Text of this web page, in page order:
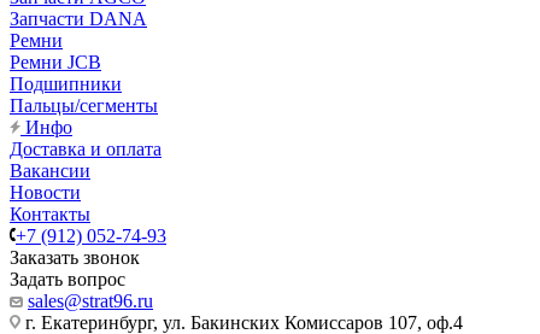
Запчасти DANA
Ремни
Ремни JCB
Подшипники
Пальцы/сегменты
Инфо
Доставка и оплата
Вакансии
Новости
Контакты
+7 (912) 052-74-93
Заказать звонок
Задать вопрос
sales@strat96.ru
г. Екатеринбург, ул. Бакинских Комиссаров 107, оф.4